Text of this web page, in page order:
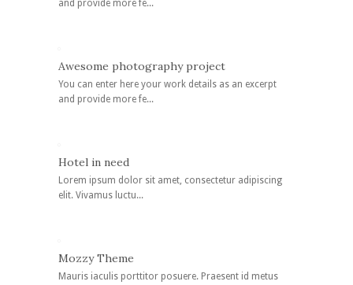
and provide more fe...
Awesome photography project
You can enter here your work details as an excerpt
and provide more fe...
Hotel in need
Lorem ipsum dolor sit amet, consectetur adipiscing
elit. Vivamus luctu...
Mozzy Theme
Mauris iaculis porttitor posuere. Praesent id metus